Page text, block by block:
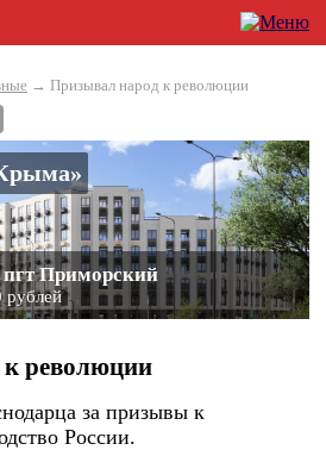
→ Призывал народ к революции
Приморский
рублей
революции
за призывы к
России.